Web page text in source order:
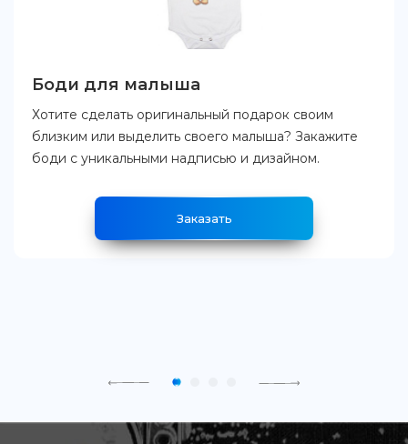
Боди для малыша
Хотите сделать оригинальный подарок своим
близким или выделить своего малыша? Закажите
боди с уникальными надписью и дизайном.
Заказать